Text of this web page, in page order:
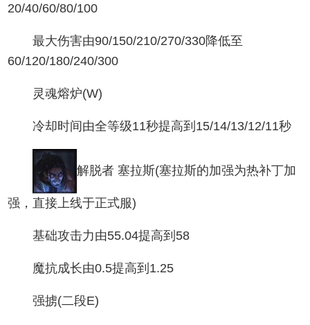
20/40/60/80/100
最大伤害由90/150/210/270/330降低至
60/120/180/240/300
灵魂熔炉(W)
冷却时间由全等级11秒提高到15/14/13/12/11秒
解脱者 塞拉斯(塞拉斯的加强为热补丁加
强，直接上线于正式服)
基础攻击力由55.04提高到58
魔抗成长由0.5提高到1.25
强掳(二段E)